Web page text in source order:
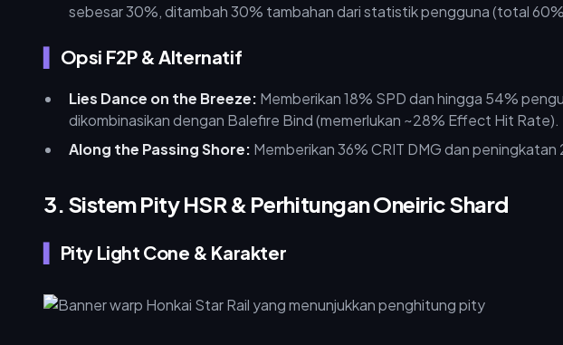
sebesar 30%, ditambah 30% tambahan dari statistik pengguna (total
Opsi F2P & Alternatif
Lies Dance on the Breeze: Memberikan 18% SPD dan hingga 54%
dikombinasikan dengan Balefire Bind (memerlukan ~28% Effect Hit Rate).
Along the Passing Shore: Memberikan 36% CRIT DMG dan
3. Sistem Pity HSR & Perhitungan Oneiric Shard
Pity Light Cone & Karakter